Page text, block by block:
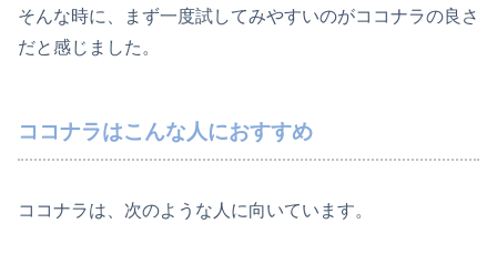
そんな時に、まず一度試してみやすいのがココナラの良さ
だと感じました。
ココナラはこんな人におすすめ
ココナラは、次のような人に向いています。